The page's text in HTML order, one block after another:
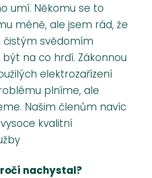
umí. Někomu se to
méně, ale jsem rád, že
čistým svědomím
na co hrdí. Zákonnou
elektrozařízení
plníme, ale
Našim členům navíc
kvalitní
nachystal?